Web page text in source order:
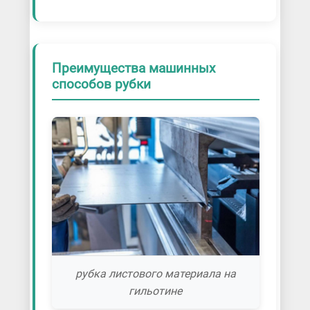
Преимущества машинных
способов рубки
рубка листового материала на
гильотине